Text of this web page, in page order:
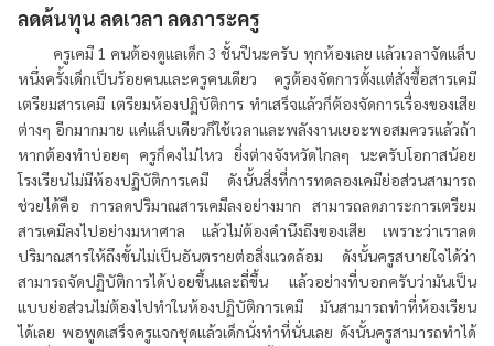
ลดต้นทุน ลดเวลา ลดภาระครู
ครูเคมี 1 คนต้องดูแลเด็ก 3 ชั้นปีนะครับ ทุกห้องเลย แล้วเวลาจัดแล็บ
หนึ่งครั้งเด็กเป็นร้อยคนและครูคนเดียว ครูต้องจัดการตั้งแต่สั่งซื้อสารเคมี
เตรียมสารเคมี เตรียมห้องปฏิบัติการ ทำเสร็จแล้วก็ต้องจัดการเรื่องของเสีย
ต่างๆ อีกมากมาย แค่แล็บเดียวก็ใช้เวลาและพลังงานเยอะพอสมควรแล้วถ้า
หากต้องทำบ่อยๆ ครูก็คงไม่ไหว ยิ่งต่างจังหวัดไกลๆ นะครับโอกาสน้อย
โรงเรียนไม่มีห้องปฏิบัติการเคมี ดังนั้นสิ่งที่การทดลองเคมีย่อส่วนสามารถ
ช่วยได้คือ การลดปริมาณสารเคมีลงอย่างมาก สามารถลดภาระการเตรียม
สารเคมีลงไปอย่างมหาศาล แล้วไม่ต้องคำนึงถึงของเสีย เพราะว่าเราลด
ปริมาณสารให้ถึงขั้นไม่เป็นอันตรายต่อสิ่งแวดล้อม ดังนั้นครูสบายใจได้ว่า
สามารถจัดปฏิบัติการได้บ่อยขึ้นและถี่ขึ้น แล้วอย่างที่บอกครับว่ามันเป็น
แบบย่อส่วนไม่ต้องไปทำในห้องปฏิบัติการเคมี มันสามารถทำที่ห้องเรียน
ได้เลย พอพูดเสร็จครูแจกชุดแล้วเด็กนั่งทำที่นั่นเลย ดังนั้นครูสามารถทำได้